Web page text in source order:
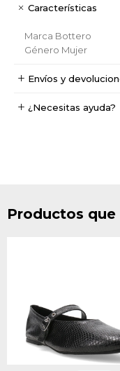
Características
Marca Bottero
Género Mujer
Envíos y
¿Necesitas ayuda?
Productos